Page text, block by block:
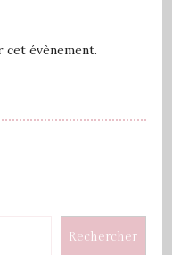
évènement.
Rechercher